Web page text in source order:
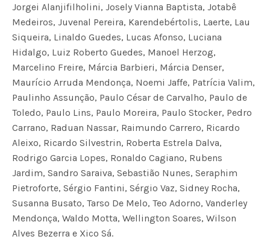
Jorgei Alanjifilholini, Josely Vianna Baptista, Jotabê
Medeiros, Juvenal Pereira, Karendebértolis, Laerte, Lau
Siqueira, Linaldo Guedes, Lucas Afonso, Luciana
Hidalgo, Luiz Roberto Guedes, Manoel Herzog,
Marcelino Freire, Márcia Barbieri, Márcia Denser,
Maurício Arruda Mendonça, Noemi Jaffe, Patrícia Valim,
Paulinho Assunção, Paulo César de Carvalho, Paulo de
Toledo, Paulo Lins, Paulo Moreira, Paulo Stocker, Pedro
Carrano, Raduan Nassar, Raimundo Carrero, Ricardo
Aleixo, Ricardo Silvestrin, Roberta Estrela Dalva,
Rodrigo Garcia Lopes, Ronaldo Cagiano, Rubens
Jardim, Sandro Saraiva, Sebastião Nunes, Seraphim
Pietroforte, Sérgio Fantini, Sérgio Vaz, Sidney Rocha,
Susanna Busato, Tarso De Melo, Teo Adorno, Vanderley
Mendonça, Waldo Motta, Wellington Soares, Wilson
Alves Bezerra e Xico Sá.